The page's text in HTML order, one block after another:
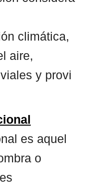
climática,
aire,
y provi
es aquel
o